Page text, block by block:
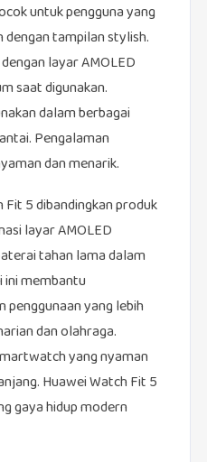
untuk pengguna yang
tampilan stylish.
layar AMOLED
saat digunakan.
dalam berbagai
Pengalaman
dan menarik.
5 dibandingkan produk
layar AMOLED
tahan lama dalam
membantu
penggunaan yang lebih
dan olahraga.
yang nyaman
Huawei Watch Fit 5
gaya hidup modern